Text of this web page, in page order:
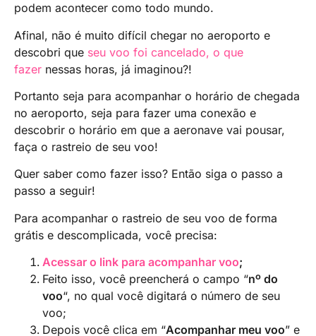
podem acontecer como todo mundo.
Afinal, não é muito difícil chegar no aeroporto e
descobri que seu voo foi cancelado, o que
fazer nessas horas, já imaginou?!
Portanto seja para acompanhar o horário de chegada
no aeroporto, seja para fazer uma conexão e
descobrir o horário em que a aeronave vai pousar,
faça o rastreio de seu voo!
Quer saber como fazer isso? Então siga o passo a
passo a seguir!
Para acompanhar o rastreio de seu voo de forma
grátis e descomplicada, você precisa:
Acessar o link para acompanhar voo;
Feito isso, você preencherá o campo “nº do
voo“, no qual você digitará o número de seu
voo;
Depois você clica em “Acompanhar meu voo” e